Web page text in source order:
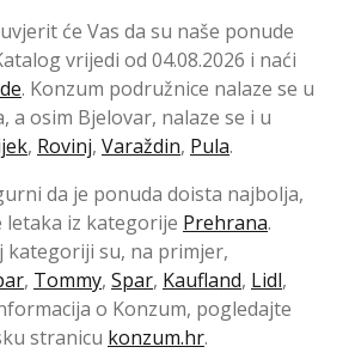
će Vas da su naše ponude
vrijedi od 04.08.2026 i naći
. Konzum podružnice nalaze se u
a osim Bjelovar, nalaze se i u
, Rovinj, Varaždin, Pula.
da je ponuda doista najbolja,
letaka iz kategorije Prehrana.
kategoriji su, na primjer,
, Tommy, Spar, Kaufland, Lidl,
o Konzum, pogledajte
stranicu konzum.hr.